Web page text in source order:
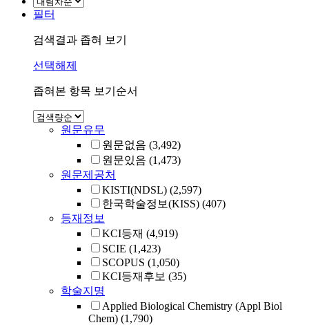
필터
검색결과 좁혀 보기
선택해제
좁혀본 항목 보기순서
원문유무
원문없음 (3,492)
원문있음 (1,473)
원문제공처
KISTI(NDSL) (2,597)
한국학술정보(KISS) (407)
등재정보
KCI등재 (4,919)
SCIE (1,423)
SCOPUS (1,050)
KCI등재후보 (35)
학술지명
Applied Biological Chemistry (Appl Biol
Chem) (1,790)